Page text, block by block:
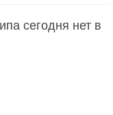
сегодня нет в